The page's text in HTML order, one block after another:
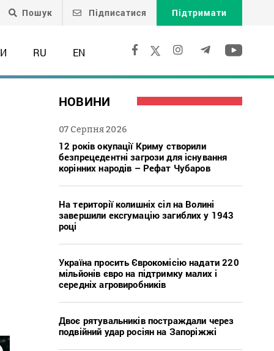
Пошук Підписатися Підтримати
RU EN
НОВИНИ
07 Серпня 2026
12 років окупації Криму створили
безпрецедентні загрози для існування
корінних народів – Рефат Чубаров
На території колишніх сіл на Волині
завершили ексгумацію загиблих у 1943
році
Україна просить Єврокомісію надати 220
мільйонів євро на підтримку малих і
середніх агровиробників
Двоє рятувальників постраждали через
подвійний удар росіян на Запоріжжі